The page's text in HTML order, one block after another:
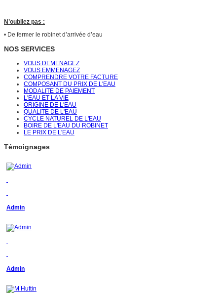
N’oubliez pas :
• De fermer le robinet d’arrivée d’eau
NOS SERVICES
VOUS DEMENAGEZ
VOUS EMMENAGEZ
COMPRENDRE VOTRE FACTURE
COMPOSANT DU PRIX DE L'EAU
MODALITE DE PAIEMENT
L'EAU ET LA VIE
ORIGINE DE L'EAU
QUALITE DE L'EAU
CYCLE NATUREL DE L'EAU
BOIRE DE L'EAU DU ROBINET
LE PRIX DE L'EAU
Témoignages
Admin
Admin